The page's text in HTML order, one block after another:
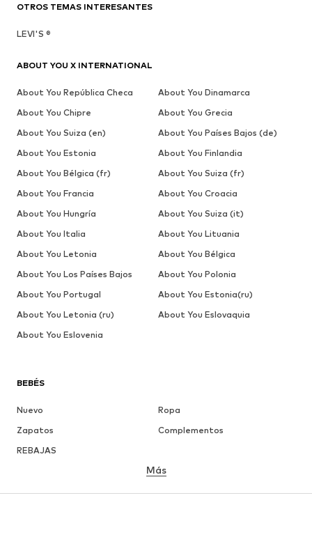
BEBÉS
Nuevo
Ropa
Zapatos
Complementos
REBAJAS
Más
OTROS TEMAS INTERESANTES
LEVI'S ®
ABOUT YOU X INTERNATIONAL
About You República Checa
About You Dinamarca
About You Chipre
About You Grecia
About You Suiza (en)
About You Países Bajos (de)
About You Estonia
About You Finlandia
About You Bélgica (fr)
About You Suiza (fr)
About You Francia
About You Croacia
About You Hungría
About You Suiza (it)
About You Italia
About You Lituania
About You Letonia
About You Bélgica
About You Los Países Bajos
About You Polonia
About You Portugal
About You Estonia(ru)
About You Letonia (ru)
About You Eslovaquia
About You Eslovenia